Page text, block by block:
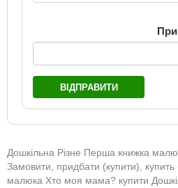
ВІДПРАВИТИ
Дошкільна Різне Перша книжка
Замовити, придбати (купити),
малюка Хто моя мама? купити